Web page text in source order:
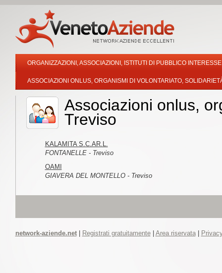
ORGANIZZAZIONI, ASSOCIAZIONI, ISTITUTI DI PUBBLICO INTERESSE
ASSOCIAZIONI ONLUS, ORGANISMI DI VOLONTARIATO,
Associazioni onlus,
Treviso
KALAMITA S.C.AR.L.
FONTANELLE - Treviso
OAMI
GIAVERA DEL MONTELLO - Treviso
network-aziende.net| Registrati gratuitamente| Area riservata|